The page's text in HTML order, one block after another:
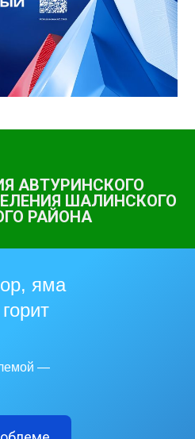
АВТУРИНСКОГО
ШАЛИНСКОГО
РАЙОНА
яма
—